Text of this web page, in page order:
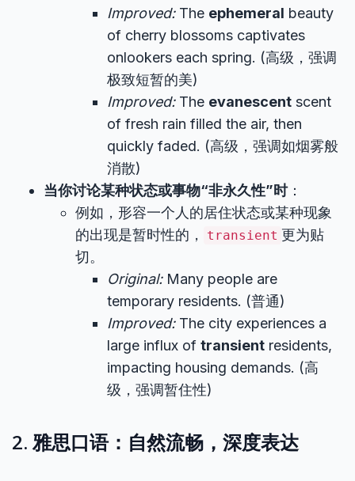
Improved:The ephemeral beauty
of cherry blossoms captivates
onlookers each spring. (高级，强调
极致短暂的美)
Improved:The evanescent scent
of fresh rain filled the air, then
quickly faded. (高级，强调如烟雾般
消散)
当你讨论某种状态或事物“非永久性”时：
例如，形容一个人的居住状态或某种现象
的出现是暂时性的，
transient 更为贴
切。
Original:Many people are
temporary residents. (普通)
Improved:The city experiences a
large influx of transient residents,
impacting housing demands. (高
级，强调暂住性)
2. 雅思口语：自然流畅，深度表达